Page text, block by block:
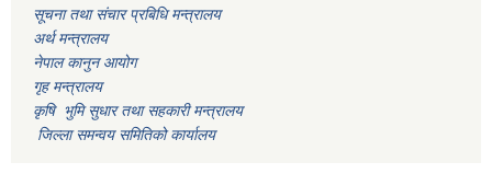
सूचना तथा संचार प्रबिधि मन्त्रालय
अर्थ मन्त्रालय
नेपाल कानुन आयोग
गृह मन्त्रालय
कृषि भुमि सुधार तथा सहकारी मन्त्रालय
जिल्ला समन्वय समितिको कार्यालय